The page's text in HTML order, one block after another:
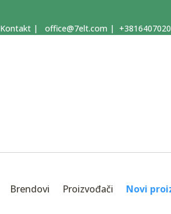
Kontakt | office@7elt.com |
Brendovi Proizvođači
Novi